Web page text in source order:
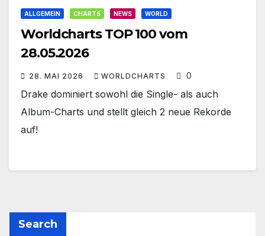
ALLGEMEIN CHARTS NEWS WORLD
Worldcharts TOP 100 vom
28.05.2026
28. MAI 2026 WORLDCHARTS 0
Drake dominiert sowohl die Single- als auch
Album-Charts und stellt gleich 2 neue Rekorde
auf!
Search